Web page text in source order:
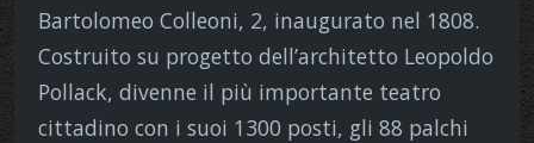
Bartolomeo Colleoni, 2, inaugurato nel 1808.
Costruito su progetto dell’architetto Leopoldo
Pollack, divenne il più importante teatro
cittadino con i suoi 1300 posti, gli 88 palchi